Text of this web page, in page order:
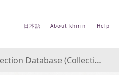
日本語 About khirin Help
Database of the National Museum of Japanese History)